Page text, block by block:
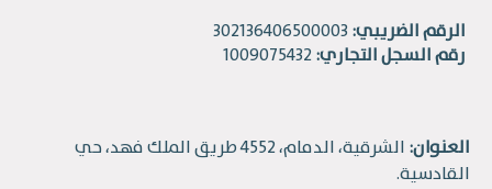
الرقم الضريبي:
رقم السجل التجاري:
العنوان:
الشرقية، الدمام، 4552 طريق الملك فهد، حي
القادسية.